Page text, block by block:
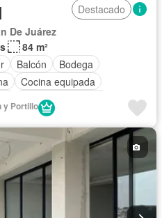
Destacado
De Juárez
84 m²
Balcón
Bodega
Cocina equipada
Cuarto de servicio
Jardín
Seguridad
y Portillo